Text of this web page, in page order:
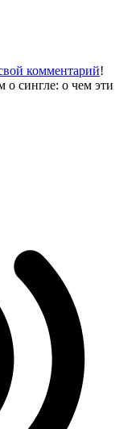
комментарий!
о сингле: о чем эти